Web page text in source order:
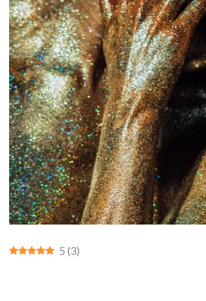
5 (3)